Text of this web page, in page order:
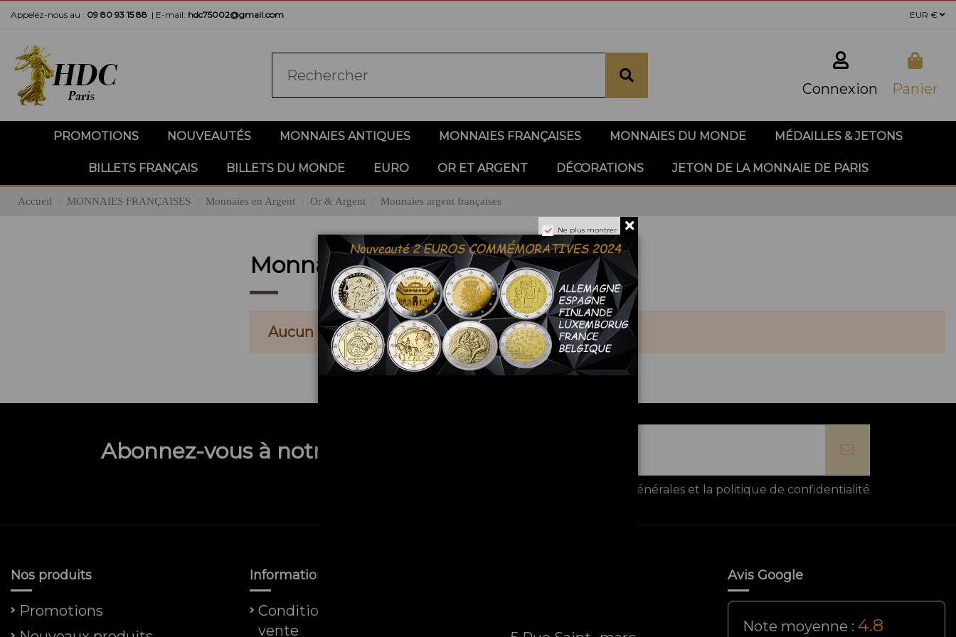
Appelez-nous au : 09 80 93 15 88 | E-mail: hdc75002@gmail.com EUR €
Connexion Panier
PROMOTIONS NOUVEAUTÉS MONNAIES ANTIQUES MONNAIES FRANÇAISES MONNAIES DU MONDE MÉDAILLES & JETONS
BILLETS FRANÇAIS BILLETS DU MONDE EURO OR ET ARGENT DÉCORATIONS JETON DE LA MONNAIE DE PARIS
Accueil MONNAIES FRANÇAISES Monnaies en Argent Or & Argent Monnaies argent françaises
Monnaies argent françaises
Aucun produit disponible pour le moment
Abonnez-vous à notre newsletter
J'accepte les conditions générales et la politique de confidentialité
Nos produits
Promotions
Informations
Conditions générales de
vente
Avis Google
Note moyenne : 4.8
Ne plus montrer